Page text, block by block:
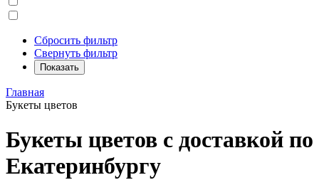
Сбросить фильтр
Свернуть фильтр
Показать
Главная
Букеты цветов
Букеты цветов с доставкой по
Екатеринбургу